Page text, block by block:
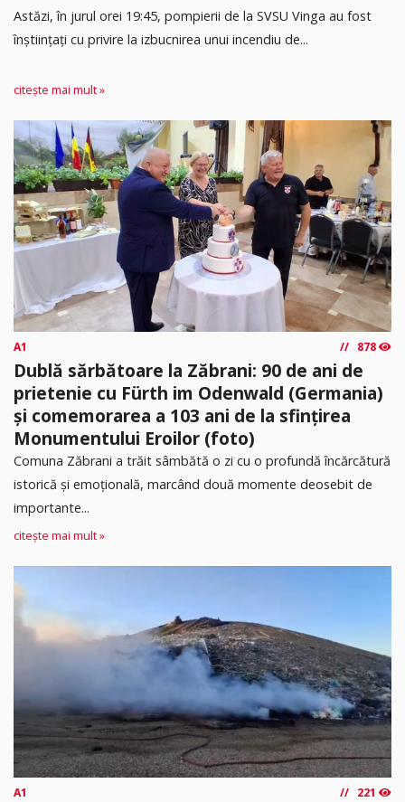
Astăzi, în jurul orei 19:45, pompierii de la SVSU Vinga au fost
înștiințați cu privire la izbucnirea unui incendiu de...
citește mai mult »
A1 878
Dublă sărbătoare la Zăbrani: 90 de ani de
prietenie cu Fürth im Odenwald (Germania)
și comemorarea a 103 ani de la sfințirea
Monumentului Eroilor (foto)
Comuna Zăbrani a trăit sâmbătă o zi cu o profundă încărcătură
istorică și emoțională, marcând două momente deosebit de
importante...
citește mai mult »
A1 221